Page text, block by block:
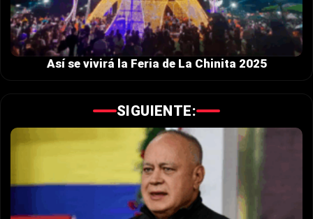
Así se vivirá la Feria de La Chinita 2025
SIGUIENTE: